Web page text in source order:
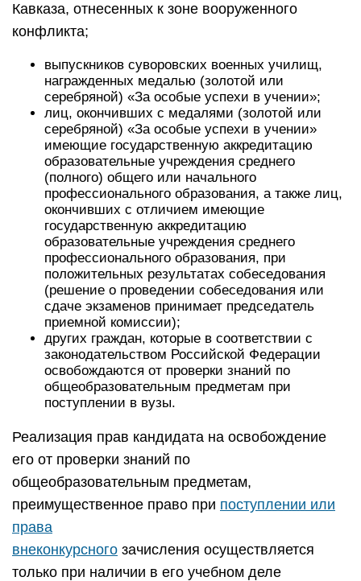
Кавказа, отнесенных к зоне вооруженного
конфликта;
выпускников суворовских военных училищ,
награжденных медалью (золотой или
серебряной) «За особые успехи в учении»;
лиц, окончивших с медалями (золотой или
серебряной) «За особые успехи в учении»
имеющие государственную аккредитацию
образовательные учреждения среднего
(полного) общего или начального
профессионального образования, а также лиц,
окончивших с отличием имеющие
государственную аккредитацию
образовательные учреждения среднего
профессионального образования, при
положительных результатах собеседования
(решение о проведении собеседования или
сдаче экзаменов принимает председатель
приемной комиссии);
других граждан, которые в соответствии с
законодательством Российской Федерации
освобождаются от проверки знаний по
общеобразовательным предметам при
поступлении в вузы.
Реализация прав кандидата на освобождение
его от проверки знаний по
общеобразовательным предметам,
преимущественное право при поступлении или
права
внеконкурсного зачисления осуществляется
только при наличии в его учебном деле